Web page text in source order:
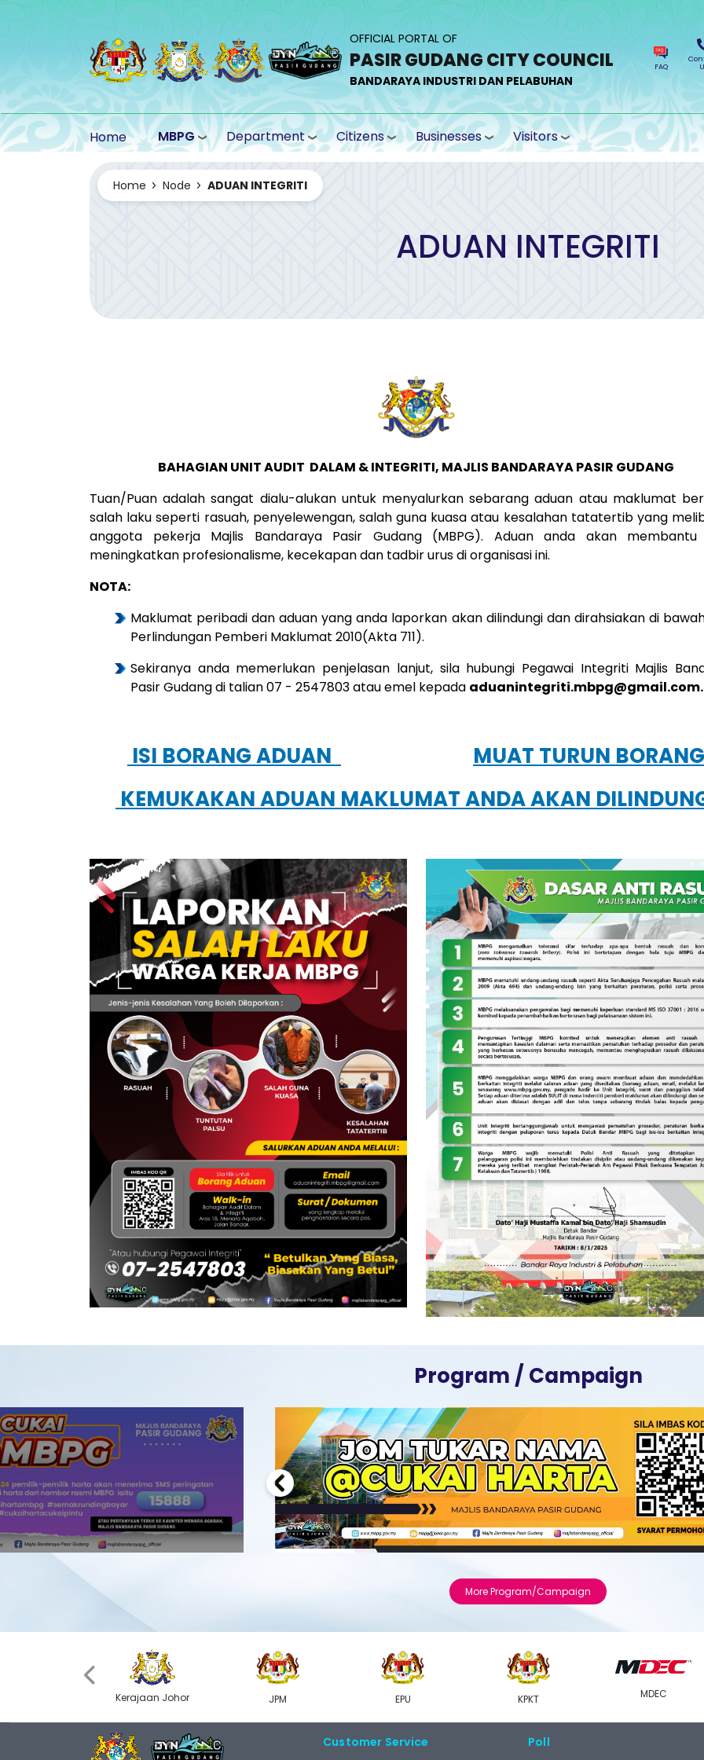
OFFICIAL PORTAL OF
PASIR GUDANG CITY COUNCIL
BANDARAYA INDUSTRI DAN PELABUHAN
FAQ
Home MBPG Department Citizens Businesses Visitors
Home Node ADUAN INTEGRITI
ADUAN INTEGRITI
BAHAGIAN UNIT AUDIT DALAM & INTEGRITI, MAJLIS BANDARAYA PASIR GUDANG
Tuan/Puan adalah sangat dialu-alukan untuk menyalurkan sebarang aduan atau maklumat
salah laku seperti rasuah, penyelewengan, salah guna kuasa atau kesalahan tatatertib yang
anggota pekerja Majlis Bandaraya Pasir Gudang (MBPG). Aduan anda akan membantu
meningkatkan profesionalisme, kecekapan dan tadbir urus di organisasi ini.
NOTA:
Maklumat peribadi dan aduan yang anda laporkan akan dilindungi dan dirahsiakan di
Perlindungan Pemberi Maklumat 2010(Akta 711).
Sekiranya anda memerlukan penjelasan lanjut, sila hubungi Pegawai Integriti Majlis
Pasir Gudang di talian 07 - 2547803 atau emel kepada aduanintegriti.mbpg@gmail.com.
ISI BORANG ADUAN
MUAT TURUN BORANG
KEMUKAKAN ADUAN MAKLUMAT ANDA AKAN
Program / Campaign
Previous
More Program/Campaign
Kerajaan Johor JPM EPU KPKT MDEC
Customer Service
Poll